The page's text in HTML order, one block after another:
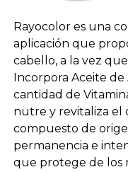
Rayocolor es una
aplicación que
cabello, a la vez
Incorpora Aceite
cantidad de
nutre y revitaliza el
compuesto de
permanencia e
que protege de los